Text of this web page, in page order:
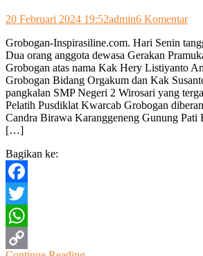
20 Februari 2024 19:52admin6 Komentarpada
Grobogan-Inspirasiline.com. Hari Senin
Dua orang anggota dewasa Gerakan
Grobogan atas nama Kak Hery Listiyanto
Grobogan Bidang Orgakum dan Kak
pangkalan SMP Negeri 2 Wirosari yang
Pelatih Pusdiklat Kwarcab Grobogan
Candra Birawa Karanggeneng Gunung Pati
[…]
Bagikan ke:
Facebook
Twitter
WhatsApp